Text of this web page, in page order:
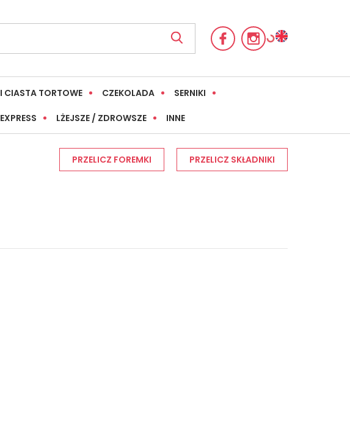
CIASTA TORTOWE CZEKOLADA SERNIKI
EXPRESS LŻEJSZE / ZDROWSZE INNE
PRZELICZ FOREMKI PRZELICZ SKŁADNIKI